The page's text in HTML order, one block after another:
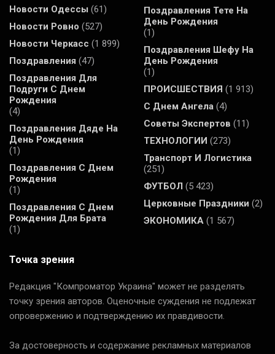
Новости Одессы (61)
Новости Ровно (527)
Новости Черкасс (1 899)
Поздравления (47)
Поздравления Для
Подруги С Днем
Рождения
(4)
Поздравления Дяде На
День Рождения
(1)
Поздравления С Днем
Рождения
(1)
Поздравления С Днем
Рождения Для Брата
(1)
Поздравления Тете На
День Рождения
(1)
Поздравления Шефу На
День Рождения
(1)
ПРОИСШЕСТВИЯ (1 913)
С Днем Ангела (4)
Советы Экспертов (11)
ТЕХНОЛОГИИ (273)
Транспорт И Логистика
(251)
ФУТБОЛ (5 423)
Церковные Праздники (2)
ЭКОНОМИКА (1 567)
Точка зрения
Редакция "Компроматор Украина" может не разделять
точку зрения авторов. Оценочные суждения не подлежат
опровержению и подтверждению их правдивости.
За достоверность и содержание рекламных материалов